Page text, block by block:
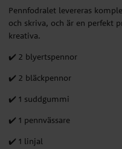
Pennfodralet levereras
och skriva, och är en perfekt
kreativa.
✔️ 2 blyertspennor
✔️ 2 bläckpennor
✔️ 1 suddgummi
✔️ 1 pennvässare
✔️ 1 linjal